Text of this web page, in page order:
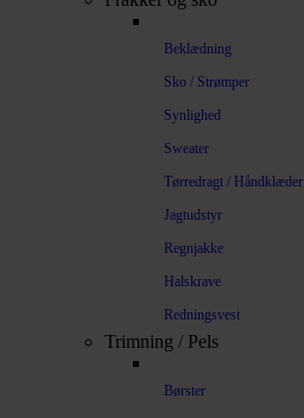
Beklædning
Sko / Strømper
Synlighed
Sweater
Tørredragt / Håndklæder
Jagtudstyr
Regnjakke
Halskrave
Redningsvest
Trimning / Pels
Børster